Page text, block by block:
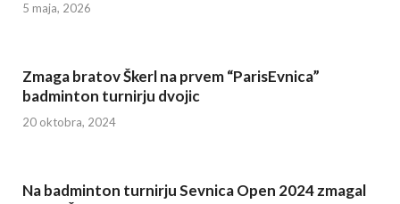
5 maja, 2026
Zmaga bratov Škerl na prvem “ParisEvnica”
badminton turnirju dvojic
20 oktobra, 2024
Na badminton turnirju Sevnica Open 2024 zmagal